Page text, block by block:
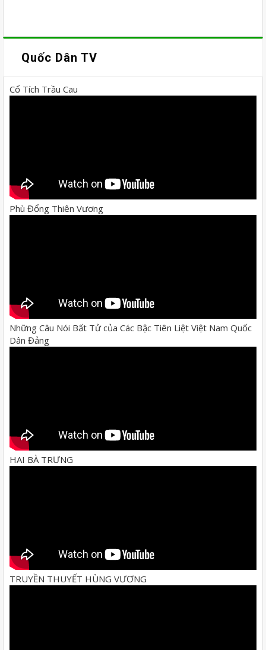
Quốc Dân TV
Cổ Tích Trầu Cau
Phù Đổng Thiên Vương
Những Câu Nói Bất Tử của Các Bậc Tiên Liệt Việt Nam Quốc
Dân Đảng
HAI BÀ TRƯNG
TRUYỀN THUYẾT HÙNG VƯƠNG